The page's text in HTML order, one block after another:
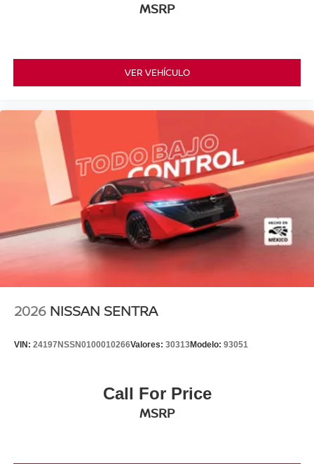
MSRP
VER VEHÍCULO
2026 NISSAN SENTRA
VIN: 24197NSSN0100010266Valores: 30313Modelo: 93051
Call For Price
MSRP